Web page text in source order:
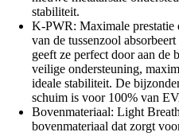
stabiliteit.
K-PWR: Maximale
van de tussenzool
geeft ze perfect door aan
veilige ondersteuning,
ideale stabiliteit. De
schuim is voor 100% van
Bovenmateriaal: Light
bovenmateriaal dat zorgt